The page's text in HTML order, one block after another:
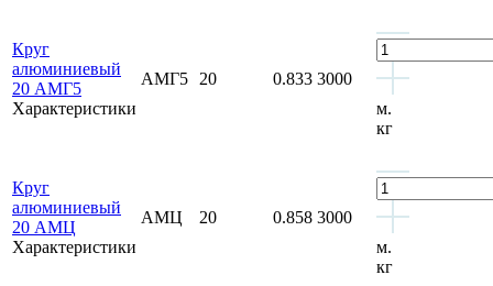
Круг
алюминиевый
20 АМГ5
Характеристики
АМГ5 20 0.833 3000
м.
кг
Круг
алюминиевый
20 АМЦ
Характеристики
АМЦ 20 0.858 3000
м.
кг